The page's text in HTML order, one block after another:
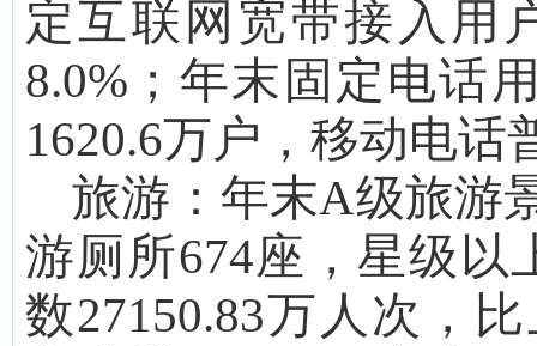
定互联网 宽带接入 用
8.0% ； 年末固定电话
1620.6万户，移动电话
旅游： 年末A级旅游
游厕所674座，星级以
数27150.83万人 次 ，